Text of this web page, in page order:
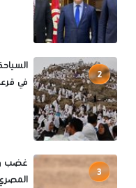
2
في قرعة
3
غضب